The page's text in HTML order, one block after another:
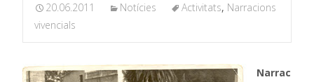
20.06.2011 Notícies Activitats, Narracions
vivencials
Narrac